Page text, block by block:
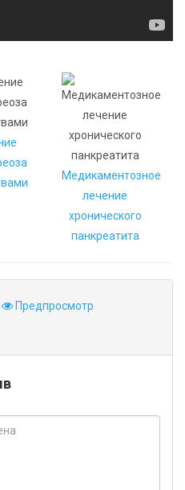
Медикаментозное
лечение
хронического
панкреатита
Предпросмотр